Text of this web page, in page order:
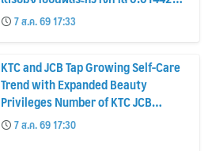
บาทต่อหุ้น ครึ่งปีหลังมุ่งเติบโตต่อเนื่อง
7 ส.ค. 69 17:33
KTC and JCB Tap Growing Self-Care
Trend with Expanded Beauty
Privileges Number of KTC JCB
Cardmembers Spending on
Cosmetics Rises 26%
7 ส.ค. 69 17:30